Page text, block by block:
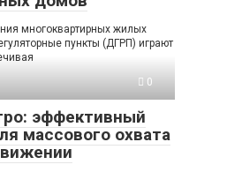
многоквартирных жилых
пункты (ДГРП) играют
0
эффективный
массового охвата